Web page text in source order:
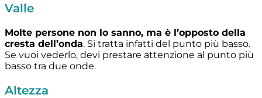
Valle
Molte persone non lo sanno, ma è l’opposto della
cresta dell’onda. Si tratta infatti del punto più basso.
Se vuoi vederlo, devi prestare attenzione al punto più
basso tra due onde.
Altezza